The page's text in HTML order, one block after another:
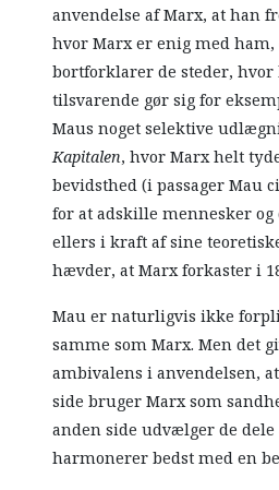
anvendelse af Marx, at han
hvor Marx er enig med
bortforklarer de steder, hvor
tilsvarende gør sig for
Maus noget selektive
Kapitalen, hvor Marx helt
bevidsthed (i passager Mau
for at adskille mennesker
ellers i kraft af sine
hævder, at Marx forkaster i
Mau er naturligvis ikke
samme som Marx. Men det
ambivalens i anvendelsen,
side bruger Marx som
anden side udvælger de
harmonerer bedst med en